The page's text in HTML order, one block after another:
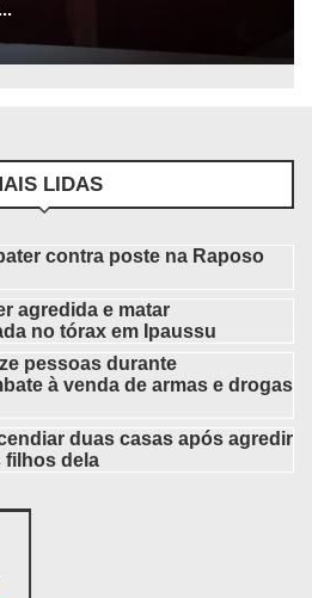
LIDAS
contra poste na Raposo
agredida e matar
no tórax em Ipaussu
pessoas durante
à venda de armas e drogas
duas casas após agredir
filhos dela